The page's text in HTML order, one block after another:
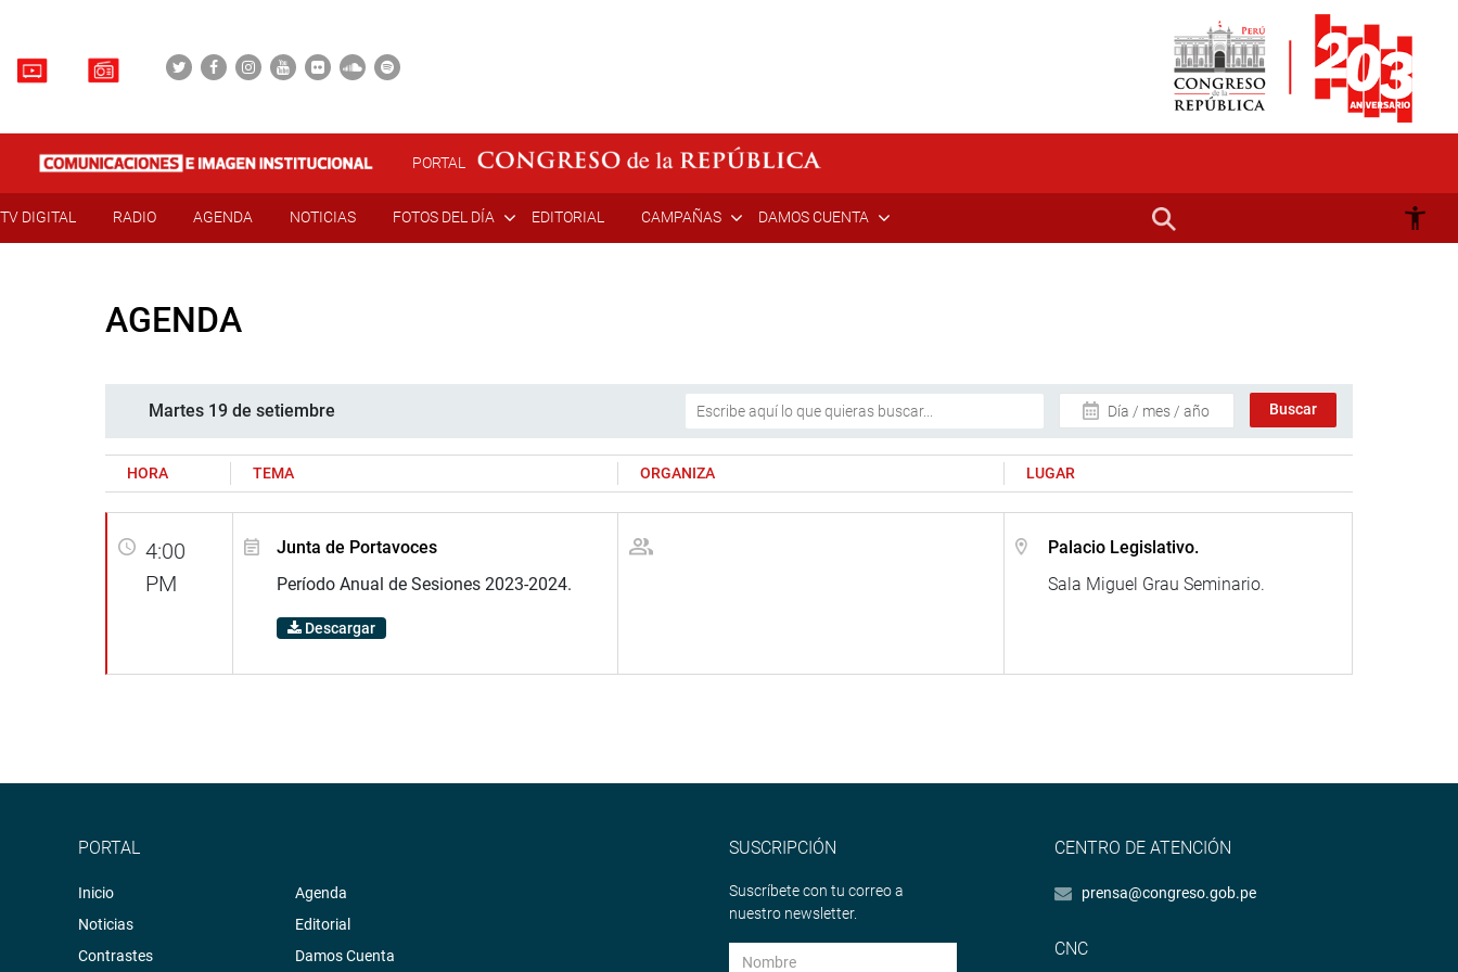
PORTAL
TV DIGITAL RADIO AGENDA NOTICIAS FOTOS DEL DÍA EDITORIAL CAMPAÑAS DAMOS CUENTA
AGENDA
Martes 19 de setiembre Día / mes / año
HORA TEMA ORGANIZA LUGAR
4:00
PM
Junta de Portavoces
Período Anual de Sesiones 2023-2024.
Descargar
Palacio Legislativo.
Sala Miguel Grau Seminario.
PORTAL
Inicio
Noticias
Contrastes
Agenda
Editorial
Damos Cuenta
SUSCRIPCIÓN
Suscríbete con tu correo a
nuestro newsletter.
CENTRO DE ATENCIÓN
prensa@congreso.gob.pe
CNC